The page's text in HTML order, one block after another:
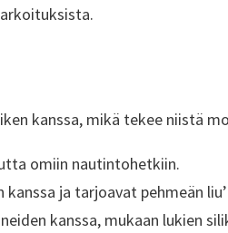
kanssa, mikä tekee niistä
omiin nautintohetkiin.
ja tarjoavat pehmeän
kanssa, mukaan lukien